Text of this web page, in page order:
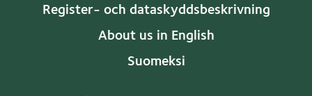
Register- och dataskyddsbeskrivning
About us in English
Suomeksi